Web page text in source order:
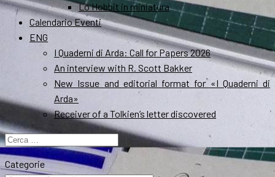
Lo Hobbit in miniatura
Calendario Eventi
ENG
I Quaderni di Arda: Call for Papers 2026
An interview with R. Scott Bakker
New Issue and editorial format for «I Quaderni di
Arda»
Receiver of a Tolkien’s letter discovered
Ricerca
per:
Categorie